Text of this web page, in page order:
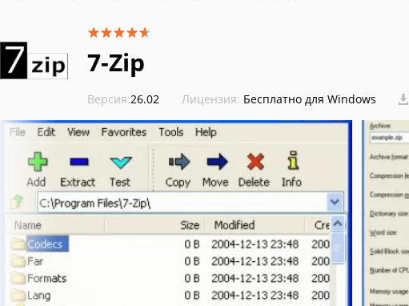
7-Zip
Версия:26.02 Лицензия: Бесплатно для Windows